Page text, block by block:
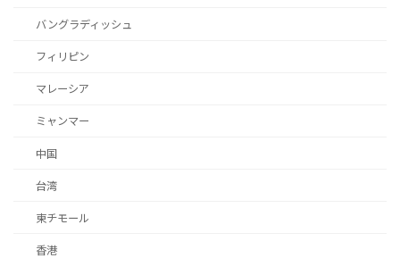
バングラディッシュ
フィリピン
マレーシア
ミャンマー
中国
台湾
東チモール
香港